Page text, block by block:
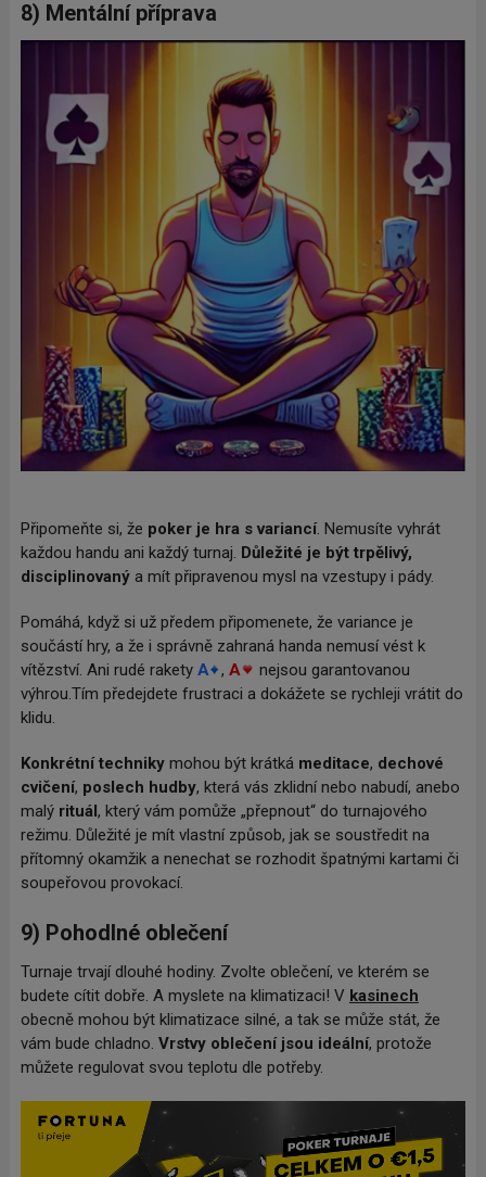
8) Mentální příprava
Připomeňte si, že poker je hra s variancí. Nemusíte vyhrát
každou handu ani každý turnaj. Důležité je být trpělivý,
disciplinovanýa mít připravenou mysl na vzestupy i pády.
Pomáhá, když si už předem připomenete, že variance je
součástí hry, a že i správně zahraná handa nemusí vést k
vítězství. Ani rudé rakety A , A
nejsou garantovanou
výhrou.Tím předejdete frustraci a dokážete se rychleji vrátit do
klidu.
Konkrétní technikymohou být krátká meditace, dechové
cvičení, poslech hudby, která vás zklidní nebo nabudí, anebo
malý rituál, který vám pomůže „přepnout“ do turnajového
režimu. Důležité je mít vlastní způsob, jak se soustředit na
přítomný okamžik a nenechat se rozhodit špatnými kartami či
soupeřovou provokací.
9) Pohodlné oblečení
Turnaje trvají dlouhé hodiny. Zvolte oblečení, ve kterém se
budete cítit dobře. A myslete na klimatizaci! V kasinech
obecně mohou být klimatizace silné, a tak se může stát, že
vám bude chladno. Vrstvy oblečení jsou ideální, protože
můžete regulovat svou teplotu dle potřeby.